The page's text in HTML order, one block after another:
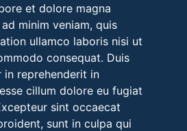
et dolore magna
minim veniam, quis
ullamco laboris nisi ut
consequat. Duis
reprehenderit in
cillum dolore eu fugiat
sint occaecat
sunt in culpa qui